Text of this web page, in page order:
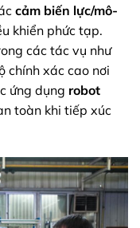
cảm biến lực/mô-
khiển phức tạp.
các tác vụ như
chính xác cao nơi
ứng dụng robot
toàn khi tiếp xúc